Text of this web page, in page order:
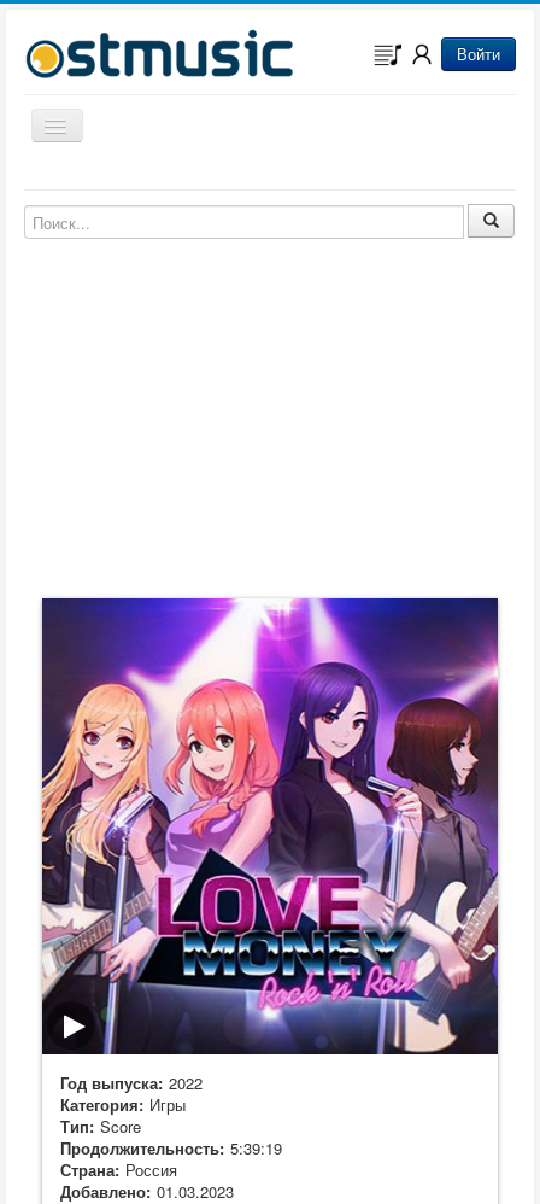
Войти
Включить/выключить навигацию
Музыка из мультфильмов
Музыка из сериалов
Год выпуска: 2022
Категория: Игры
Тип: Score
Продолжительность: 5:39:19
Страна: Россия
Добавлено: 01.03.2023